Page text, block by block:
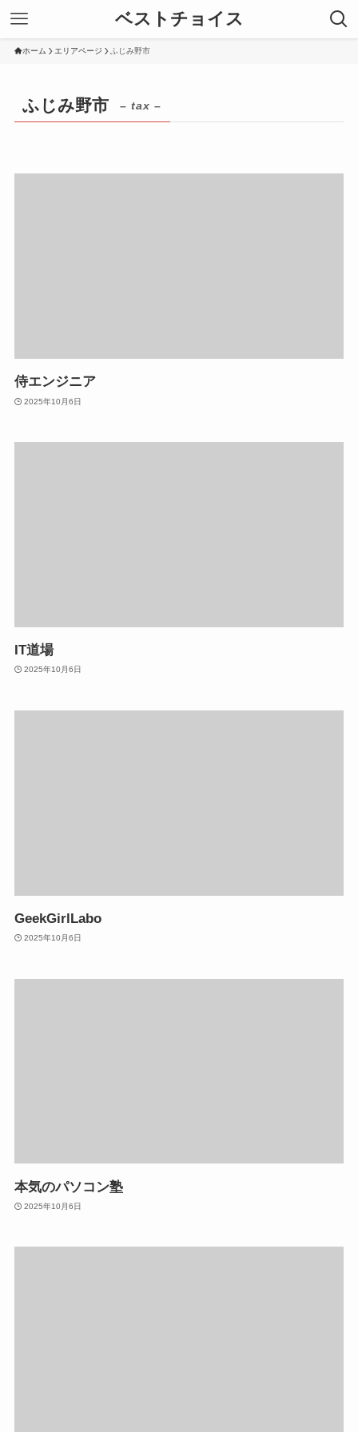
ベストチョイス
ホーム エリアページ ふじみ野市
ふじみ野市 – tax –
侍エンジニア
2025年10月6日
IT道場
2025年10月6日
GeekGirlLabo
2025年10月6日
本気のパソコン塾
2025年10月6日